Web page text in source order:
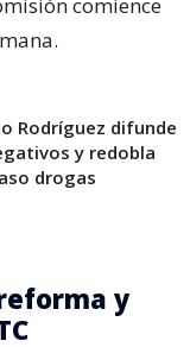
Rodríguez difunde
y redobla
drogas
y